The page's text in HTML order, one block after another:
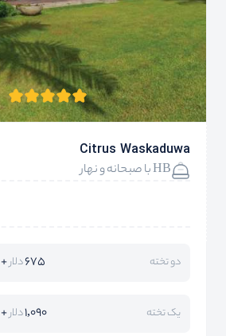
Citrus Waskaduwa
HB با صبحانه و نهار
دو تخته 675دلار+ 54.990.000 تومان
یک تخته 1,090دلار+ 54.990.000 تومان